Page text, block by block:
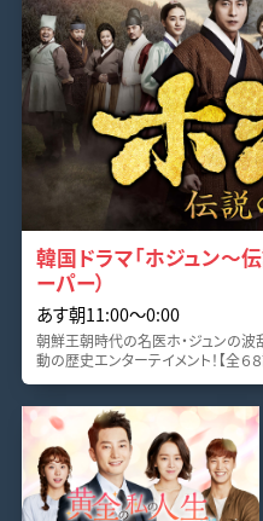
韓国ドラマ「ホジュン～
ーパー）
あす朝11:00〜0:00
朝鮮王朝時代の名医ホ・ジュンの波
動の歴史エンターテイメント！【全６８